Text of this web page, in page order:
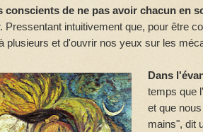
conscients de ne pas avoir chacun en
Pressentant intuitivement que, pour être
plusieurs et d'ouvrir nos yeux sur les
Dans
temps que
et que
mains", dit